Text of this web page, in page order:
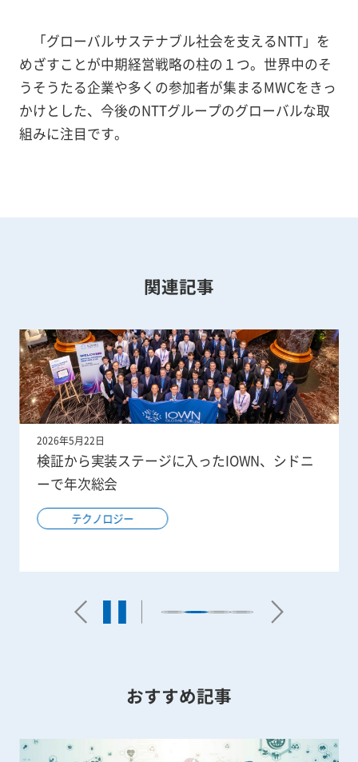
「グローバルサステナブル社会を支えるNTT」を
めざすことが中期経営戦略の柱の１つ。世界中のそ
うそうたる企業や多くの参加者が集まるMWCをきっ
かけとした、今後のNTTグループのグローバルな取
組みに注目です。
関連記事
2026年4月22日
【MWC26レポート】個人の生活から企業のビ
ジネスまで！技術で社会を変革するNTTグルー
プのAI エージェント最前線
おすすめ記事